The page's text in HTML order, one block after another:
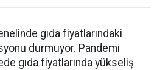
gıda fiyatlarındaki
durmuyor. Pandemi
gıda fiyatlarında yükseliş